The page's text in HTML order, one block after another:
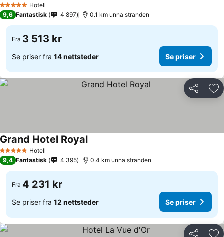
5 Stjerner Hotell
9,6 Fantastisk 4 897 0.1 km unna stranden
Fra 3 513 kr
Se priser fra 14 nettsteder Se priser
Del
5 Stjerner Hotell
Grand Hotel Royal
9,4 Fantastisk 4 395 0.4 km unna stranden
Fra 4 231 kr
Se priser fra 12 nettsteder Se priser